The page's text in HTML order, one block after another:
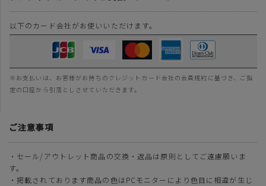
以下のカード会社がお使いいただけます。
※お支払いは、お客様がお持ちのクレジットカード会社の会員規約に基づき、ご指
定の口座から引落としさせていただきます。
ご注意事項
・セール/アウトレット商品の交換・返品は原則としてご遠慮願いま
す。
・掲載されております商品の色はPCモニターにより色目に相違が生じ